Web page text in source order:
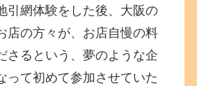
引網体験をした後、大阪の
店の方々が、お店自慢の料
さるという、夢のような企
って初めて参加させていた